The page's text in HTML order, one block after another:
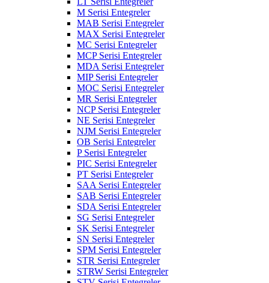
M Serisi Entegreler
MAB Serisi Entegreler
MAX Serisi Entegreler
MC Serisi Entegreler
MCP Serisi Entegreler
MDA Serisi Entegreler
MIP Serisi Entegreler
MOC Serisi Entegreler
MR Serisi Entegreler
NCP Serisi Entegreler
NE Serisi Entegreler
NJM Serisi Entegreler
OB Serisi Entegreler
P Serisi Entegreler
PIC Serisi Entegreler
PT Serisi Entegreler
SAA Serisi Entegreler
SAB Serisi Entegreler
SDA Serisi Entegreler
SG Serisi Entegreler
SK Serisi Entegreler
SN Serisi Entegreler
SPM Serisi Entegreler
STR Serisi Entegreler
STRW Serisi Entegreler